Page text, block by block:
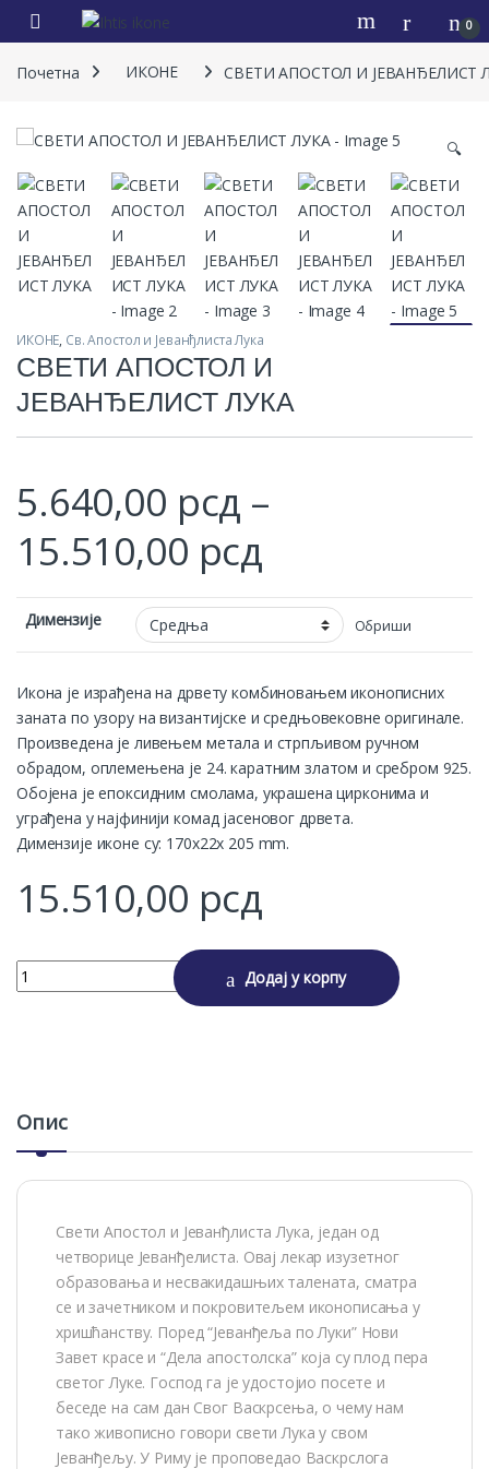
0
Почетна ИКОНЕ СВЕТИ АПОСТОЛ И ЈЕВАНЂЕЛИСТ
🔍
ИКОНЕ, Св. Апостол и Јеванђлиста Лука
СВЕТИ АПОСТОЛ И
ЈЕВАНЂЕЛИСТ ЛУКА
5.640,00 рсд –
15.510,00 рсд
Димензије Обриши
Икона је израђена на дрвету комбиновањем иконописних
заната по узору на византијске и средњовековне оригинале.
Произведена је ливењем метала и стрпљивом ручном
обрадом, оплемењена је 24. каратним златом и сребром 925.
Обојена је епоксидним смолама, украшена цирконима и
уграђена у најфинији комад јасеновог дрвета.
Димензије иконе су: 170x22x 205 mm.
15.510,00 рсд
СВЕТИ АПОСТОЛ И ЈЕВАНЂЕЛИСТ ЛУКА quantity
Додај у корпу
Опис
Свети Апостол и Јеванђлиста Лука, један од
четворице Јеванђелиста. Овај лекар изузетног
образовања и несвакидашњих талената, сматра
се и зачетником и покровитељем иконописања у
хришћанству. Поред “Јеванђеља по Луки” Нови
Завет красе и “Дела апостолска” која су плод пера
светог Луке. Господ га је удостојио посете и
беседе на сам дан Свог Васкрсења, о чему нам
тако живописно говори свети Лука у свом
Јеванђељу. У Риму је проповедао Васкрслога